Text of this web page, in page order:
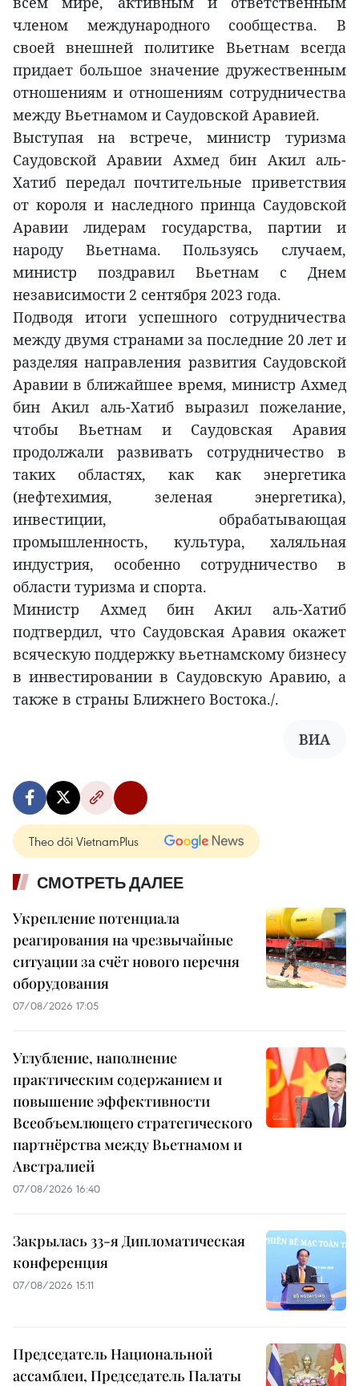
членом международного сообщества. В
своей внешней политике Вьетнам всегда
придает большое значение дружественным
отношениям и отношениям сотрудничества
между Вьетнамом и Саудовской Аравией.
Выступая на встрече, министр туризма
Саудовской Аравии Ахмед бин Акил аль-
Хатиб передал почтительные приветствия
от короля и наследного принца Саудовской
Аравии лидерам государства, партии и
народу Вьетнама. Пользуясь случаем,
министр поздравил Вьетнам с Днем
независимости 2 сентября 2023 года.
Подводя итоги успешного сотрудничества
между двумя странами за последние 20 лет и
разделяя направления развития Саудовской
Аравии в ближайшее время, министр Ахмед
бин Акил аль-Хатиб выразил пожелание,
чтобы Вьетнам и Саудовская Аравия
продолжали развивать сотрудничество в
таких областях, как как энергетика
(нефтехимия, зеленая энергетика),
инвестиции, обрабатывающая
промышленность, культура, халяльная
индустрия, особенно сотрудничество в
области туризма и спорта.
Министр Ахмед бин Акил аль-Хатиб
подтвердил, что Саудовская Аравия окажет
всяческую поддержку вьетнамскому бизнесу
в инвестировании в Саудовскую Аравию, а
также в страны Ближнего Востока./.
ВИА
Theo dõi VietnamPlus
СМОТРЕТЬ ДАЛЕЕ
Укрепление потенциала
реагирования на чрезвычайные
ситуации за счёт нового перечня
оборудования
07/08/2026 17:05
Углубление, наполнение
практическим содержанием и
повышение эффективности
Всеобъемлющего стратегического
партнёрства между Вьетнамом и
Австралией
07/08/2026 16:40
Закрылась 33-я Дипломатическая
конференция
07/08/2026 15:11
Председатель Национальной
ассамблеи, Председатель Палаты